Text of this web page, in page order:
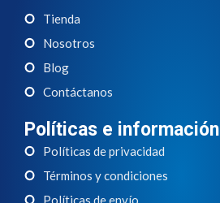
Tienda
Nosotros
Blog
Contáctanos
Políticas e información
Políticas de privacidad
Términos y condiciones
Políticas de envío